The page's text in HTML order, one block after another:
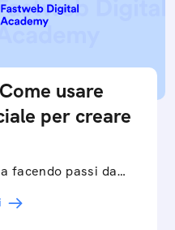
usare
per creare
facendo passi da
ai chatbot e virtual…